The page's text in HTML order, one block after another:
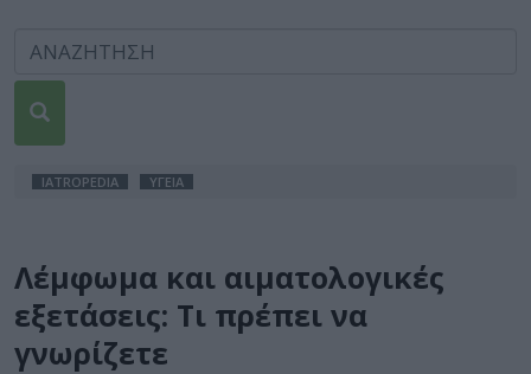
IATROPEDIA ΥΓΕΙΑ
Λέμφωμα και αιματολογικές
εξετάσεις: Τι πρέπει να
γνωρίζετε